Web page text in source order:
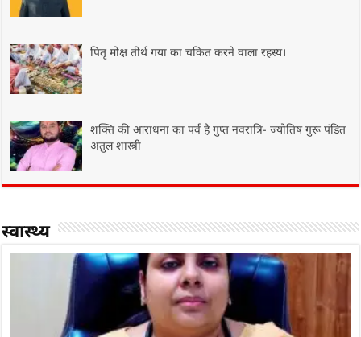
पितृ मोक्ष तीर्थ गया का चकित करने वाला रहस्य।
शक्ति की आराधना का पर्व है गुप्त नवरात्रि- ज्योतिष गुरू पंडित
अतुल शास्त्री
स्वास्थ्य